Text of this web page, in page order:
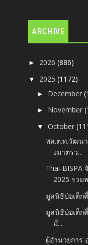
ARCHIVE
► 2026(886)
▼ 2025(1172)
► December
► November
▼October
พล.ต.ท.วัฒน
งมาตรว...
Thai-BISPA
2025 รวม
มูลนิธิป่อเต็ก
มูลนิธิป่อเต็ก
มั่...
ผู้อำนวยการ